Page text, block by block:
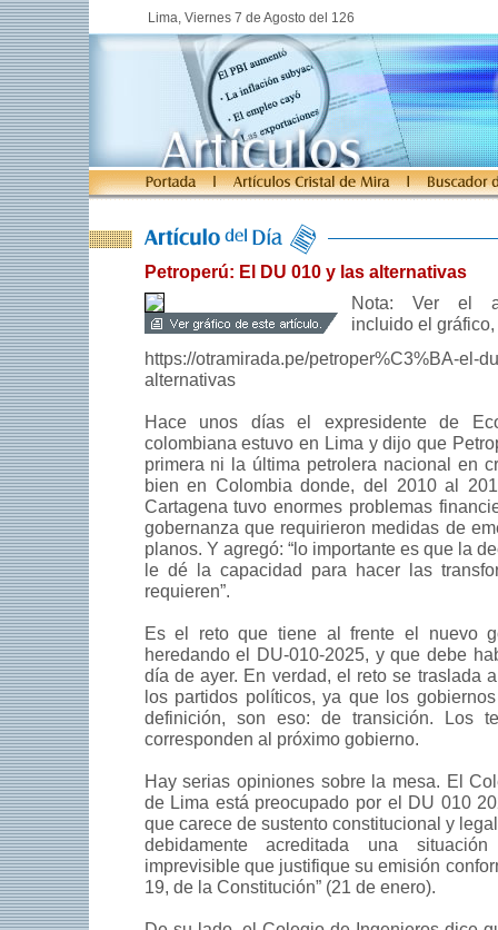
Lima, Viernes 7 de Agosto del 126
Petroperú: El DU 010 y las alternativas
Nota: Ver el
incluido el gráfico,
https://otramirada.pe/petroper%C3%BA-el-
alternativas
Hace unos días el expresidente de
colombiana estuvo en Lima y dijo que
primera ni la última petrolera nacional en
bien en Colombia donde, del 2010 al
Cartagena tuvo enormes problemas
gobernanza que requirieron medidas de
planos. Y agregó: “lo importante es que la
le dé la capacidad para hacer las
requieren”.
Es el reto que tiene al frente el nuevo
heredando el DU-010-2025, y que debe
día de ayer. En verdad, el reto se traslada
los partidos políticos, ya que los
definición, son eso: de transición. Los
corresponden al próximo gobierno.
Hay serias opiniones sobre la mesa. El
de Lima está preocupado por el DU 010
que carece de sustento constitucional y
debidamente acreditada una
imprevisible que justifique su emisión
19, de la Constitución” (21 de enero).